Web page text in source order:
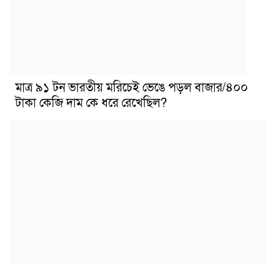
মাত্র ৯১ টন ভারতীয় মরিচেই ভেঙে পড়ল বাজার/৪০০
টাকা কেজি দাম কে ধরে রেখেছিল?